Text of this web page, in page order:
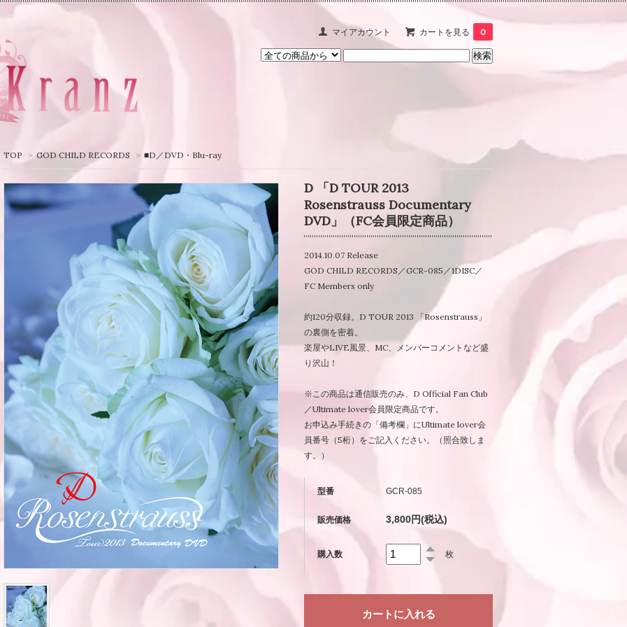
マイアカウント カートを見る 0
TOP > GOD CHILD RECORDS > ■D／DVD・Blu-ray
D 「D TOUR 2013
Rosenstrauss Documentary
DVD」（FC会員限定商品）
2014.10.07 Release
GOD CHILD RECORDS／GCR-085／1DISC／
FC Members only
約120分収録。D TOUR 2013 「Rosenstrauss」
の裏側を密着。
楽屋やLIVE風景、MC、メンバーコメントなど盛
り沢山！
※この商品は通信販売のみ、D Official Fan Club
／Ultimate lover会員限定商品です。
お申込み手続きの「備考欄」にUltimate lover会
員番号（5桁）をご記入ください。（照合致しま
す。）
型番 GCR-085
販売価格 3,800円(税込)
購入数 枚